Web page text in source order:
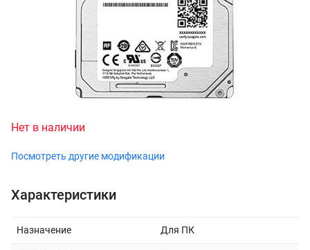
Нет в наличии
Посмотреть другие модификации
Характеристики
Назначение Для ПК